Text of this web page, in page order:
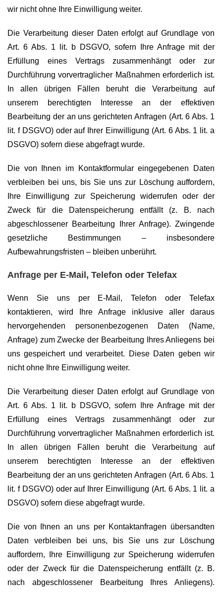
wir nicht ohne Ihre Einwilligung weiter.
Die Verarbeitung dieser Daten erfolgt auf Grundlage von
Art. 6 Abs. 1 lit. b DSGVO, sofern Ihre Anfrage mit der
Erfüllung eines Vertrags zusammenhängt oder zur
Durchführung vorvertraglicher Maßnahmen erforderlich ist.
In allen übrigen Fällen beruht die Verarbeitung auf
unserem berechtigten Interesse an der effektiven
Bearbeitung der an uns gerichteten Anfragen (Art. 6 Abs. 1
lit. f DSGVO) oder auf Ihrer Einwilligung (Art. 6 Abs. 1 lit. a
DSGVO) sofern diese abgefragt wurde.
Die von Ihnen im Kontaktformular eingegebenen Daten
verbleiben bei uns, bis Sie uns zur Löschung auffordern,
Ihre Einwilligung zur Speicherung widerrufen oder der
Zweck für die Datenspeicherung entfällt (z. B. nach
abgeschlossener Bearbeitung Ihrer Anfrage). Zwingende
gesetzliche Bestimmungen – insbesondere
Aufbewahrungsfristen – bleiben unberührt.
Anfrage per E-Mail, Telefon oder Telefax
Wenn Sie uns per E-Mail, Telefon oder Telefax
kontaktieren, wird Ihre Anfrage inklusive aller daraus
hervorgehenden personenbezogenen Daten (Name,
Anfrage) zum Zwecke der Bearbeitung Ihres Anliegens bei
uns gespeichert und verarbeitet. Diese Daten geben wir
nicht ohne Ihre Einwilligung weiter.
Die Verarbeitung dieser Daten erfolgt auf Grundlage von
Art. 6 Abs. 1 lit. b DSGVO, sofern Ihre Anfrage mit der
Erfüllung eines Vertrags zusammenhängt oder zur
Durchführung vorvertraglicher Maßnahmen erforderlich ist.
In allen übrigen Fällen beruht die Verarbeitung auf
unserem berechtigten Interesse an der effektiven
Bearbeitung der an uns gerichteten Anfragen (Art. 6 Abs. 1
lit. f DSGVO) oder auf Ihrer Einwilligung (Art. 6 Abs. 1 lit. a
DSGVO) sofern diese abgefragt wurde.
Die von Ihnen an uns per Kontaktanfragen übersandten
Daten verbleiben bei uns, bis Sie uns zur Löschung
auffordern, Ihre Einwilligung zur Speicherung widerrufen
oder der Zweck für die Datenspeicherung entfällt (z. B.
nach abgeschlossener Bearbeitung Ihres Anliegens).